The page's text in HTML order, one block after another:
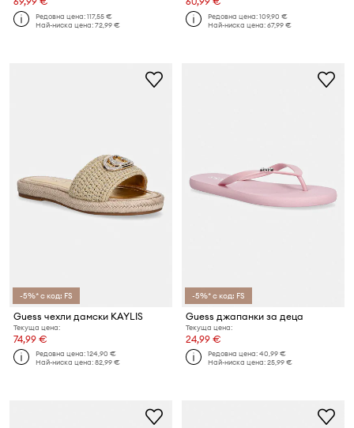
Редовна цена:117,55 €
Най-ниска цена:72,99 €
Редовна цена:109,90 €
Най-ниска цена:67,99 €
-5%* с код: FS
Guess чехли дамски KAYLIS
Текуща цена:
74,99 €
Редовна цена:124,90 €
Най-ниска цена:82,99 €
-5%* с код: FS
Guess джапанки за деца
Текуща цена:
24,99 €
Редовна цена:40,99 €
Най-ниска цена:25,99 €